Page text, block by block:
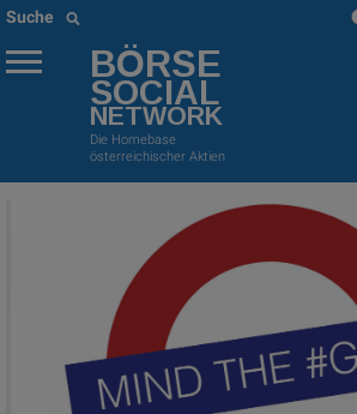
Suche
BÖRSE
SOCIAL
NETWORK
Die Homebase
österreichischer Aktien